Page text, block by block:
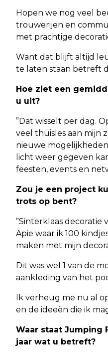
Hopen we nog veel
trouwerijen en
met prachtige
Want dat blijft altijd
te laten staan betreft
Hoe ziet een
u uit?
”Dat wisselt per dag.
veel thuisles aan mijn
nieuwe
licht weer gegeven
feesten, events en
Zou je een project
trots op bent?
”Sinterklaas decoratie
Apie waar ik 100
maken met mijn
Dit was wel 1 van de
aankleding van het
Ik verheug me nu al
en de ideeën die ik
Waar staat Jumping
jaar wat u betreft?